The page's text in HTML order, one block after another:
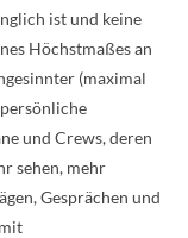
ist und keine
Höchstmaßes an
(maximal
und Crews, deren
sehen, mehr
Gesprächen und